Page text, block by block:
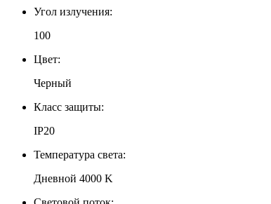
Угол излучения:
100
Цвет:
Черный
Класс защиты:
IP20
Температура света:
Дневной 4000 K